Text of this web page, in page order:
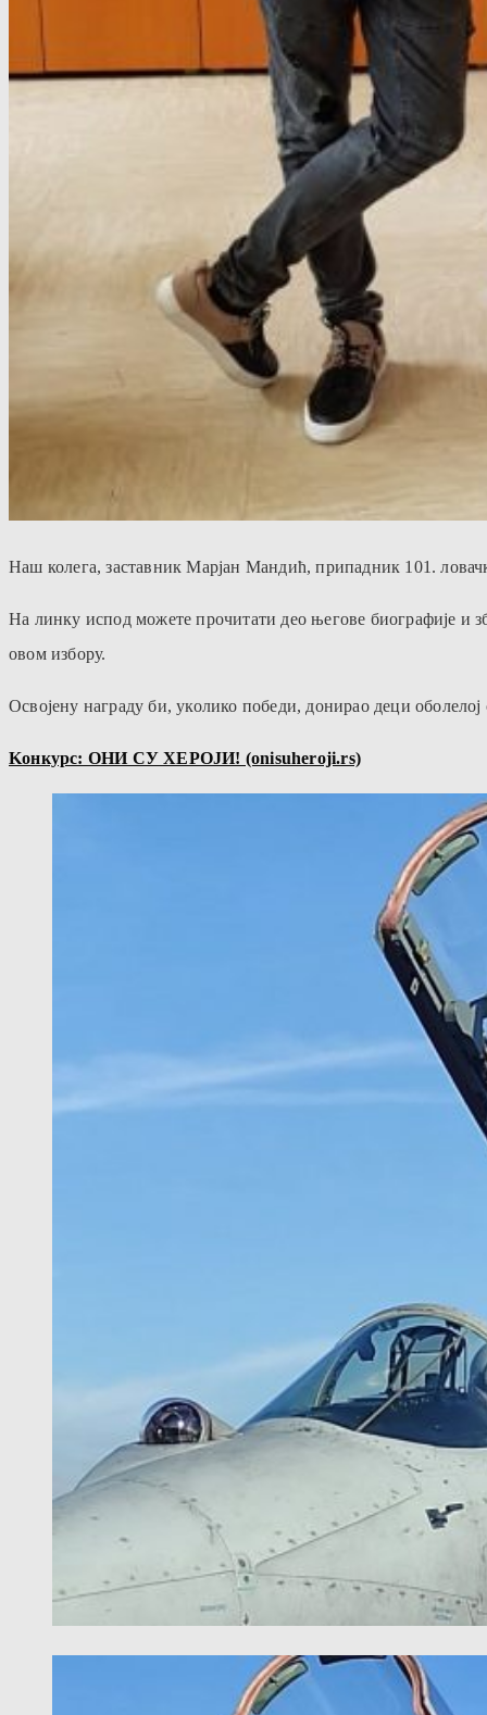
Наш колега, заставник Марјан Мандић, припадник 101.
На линку испод можете прочитати део његове биографије и
овом избору.
Освојену награду би, уколико победи, донирао деци
Kонкурс: ОНИ СУ ХЕРОЈИ! (onisuheroji.rs)